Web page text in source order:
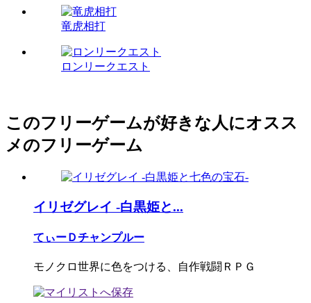
竜虎相打
ロンリークエスト
このフリーゲームが好きな人にオスス
メのフリーゲーム
イリゼグレイ -白黒姫と...
てぃーＤチャンプルー
モノクロ世界に色をつける、自作戦闘ＲＰＧ